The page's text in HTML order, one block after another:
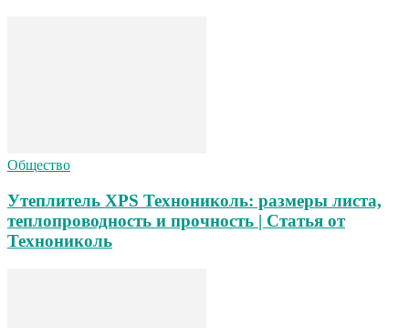
Общество
Утеплитель XPS Технониколь: размеры листа,
теплопроводность и прочность | Статья от
Технониколь